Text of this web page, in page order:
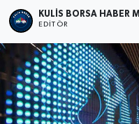
KULIS BORSA HABER
EDITÖR